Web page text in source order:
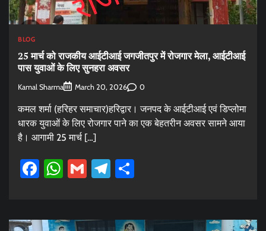
BLOG
25 मार्च को राजकीय आईटीआई जगजीतपुर में रोजगार मेला, आईटीआई
पास युवाओं के लिए सुनहरा अवसर
Kamal Sharma March 20, 2026 0
कमल शर्मा (हरिहर समाचार)हरिद्वार। जनपद के आईटीआई एवं डिप्लोमा
धारक युवाओं के लिए रोजगार पाने का एक बेहतरीन अवसर सामने आया
है। आगामी 25 मार्च […]
Facebook
WhatsApp
GmailTelegram